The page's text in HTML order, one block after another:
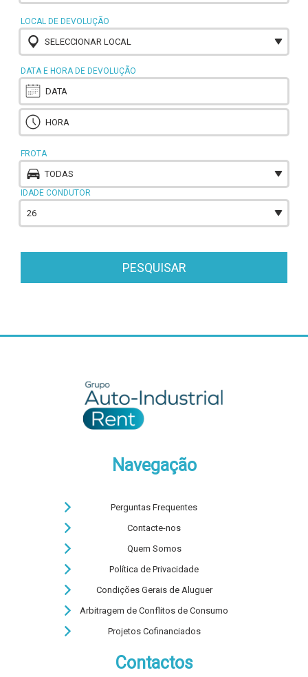
LOCAL DE DEVOLUÇÃO
SELECCIONAR LOCAL
DATA E HORA DE DEVOLUÇÃO
FROTA
TODAS
IDADE CONDUTOR
26
PESQUISAR
Navegação
Perguntas Frequentes
Contacte-nos
Quem Somos
Política de Privacidade
Condições Gerais de Aluguer
Arbitragem de Conflitos de Consumo
Projetos Cofinanciados
Contactos